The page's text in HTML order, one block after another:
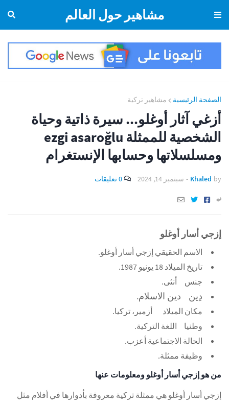
مشاهير حول العالم
الصفحة الرئيسية مشاهير تركية
أزغي آثار أوغلو... سيرة ذاتية وحياة
الشخصية للممثلة ezgi asaroğlu
ومسلسلاتها وحسابها الإنستغرام
by
Khaled
- سبتمبر 14, 2024 0 تعليقات
إزجي أسار أوغلو
الاسم الحقيقي إزجي أسار أوغلو.
تاريخ الميلاد 18 يونيو 1987.
جنس
أنثى.
دِين دين الاسلام.
مكان الميلاد
أزمير، تركيا.
وطنيا
اللغة التركية.
الحالة الاجتماعية أعزب.
وظيفة ممثلة.
من هو إزجي أسار أوغلو ومعلومات عنها
إزجي أسار أوغلو هي ممثلة تركية معروفة بأدوارها في أفلام مثل